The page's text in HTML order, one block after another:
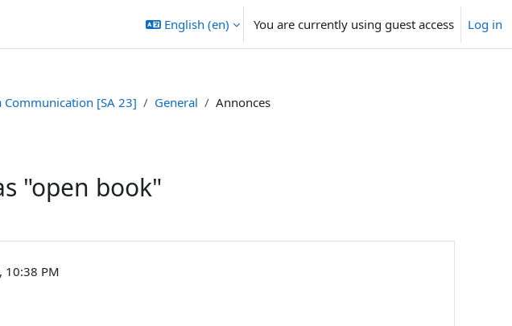
English ‎(en)‎ You are currently using guest access Log in
Communication [SA 23] General Annonces
"open book"
10:38 PM